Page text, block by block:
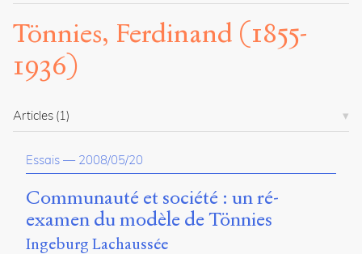
La
revue
Accueil
Présentation
Contact
À
du
site
Archipel
En
ligne
Tönnies, Ferdinand (1855-
1936)
Articles (1)
Essais — 2008/05/20
Communauté et société : un ré-
examen du modèle de Tönnies
Ingeburg Lachaussée